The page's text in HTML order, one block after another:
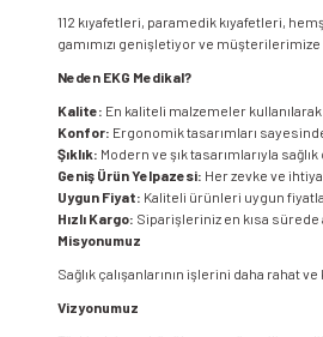
112 kıyafetleri, paramedik kıyafetleri,
gamımızı genişletiyor ve
Neden EKG Medikal?
Kalite: En kaliteli malzemeler
Konfor: Ergonomik tasarımları
Şıklık: Modern ve şık tasarımlarıyla
Geniş Ürün Yelpazesi: Her zevke ve
Uygun Fiyat: Kaliteli ürünleri uygun
Hızlı Kargo: Siparişleriniz en kısa sürede
Misyonumuz
Sağlık çalışanlarının işlerini daha rahat
Vizyonumuz